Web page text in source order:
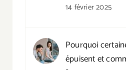
14 février 2025
Pourquoi
épuisent et